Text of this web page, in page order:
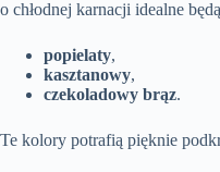
o chłodnej karnacji idealne
popielaty,
kasztanowy,
czekoladowy brąz.
Te kolory potrafią pięknie